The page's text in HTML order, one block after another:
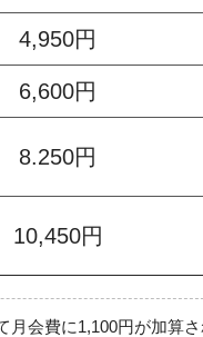
4,950円
6,600円
8.250円
10,450円
月会費に1,100円が加